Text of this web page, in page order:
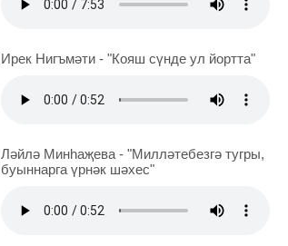
Ирек Нигъмәти - "Кояш сүнде ул йортта"
Ләйлә Минһаҗева - "Милләтебезгә тугры,
буыннарга үрнәк шәхес"